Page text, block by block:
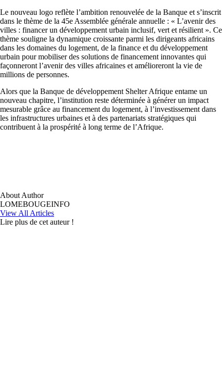
Le nouveau logo reflète l’ambition renouvelée de la Banque et s’inscrit
dans le thème de la 45e Assemblée générale annuelle : « L’avenir des
villes : financer un développement urbain inclusif, vert et résilient ». Ce
thème souligne la dynamique croissante parmi les dirigeants africains
dans les domaines du logement, de la finance et du développement
urbain pour mobiliser des solutions de financement innovantes qui
façonneront l’avenir des villes africaines et amélioreront la vie de
millions de personnes.
Alors que la Banque de développement Shelter Afrique entame un
nouveau chapitre, l’institution reste déterminée à générer un impact
mesurable grâce au financement du logement, à l’investissement dans
les infrastructures urbaines et à des partenariats stratégiques qui
contribuent à la prospérité à long terme de l’Afrique.
About Author
LOMEBOUGEINFO
View All Articles
Lire plus de cet auteur !